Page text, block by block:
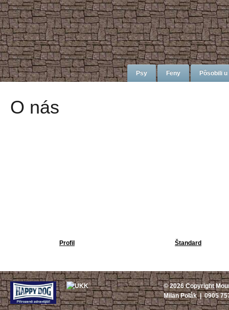
Psy Feny Pôsobili
O nás
Profil Štandard
© 2026 Copyright
Milan Polák | 0905